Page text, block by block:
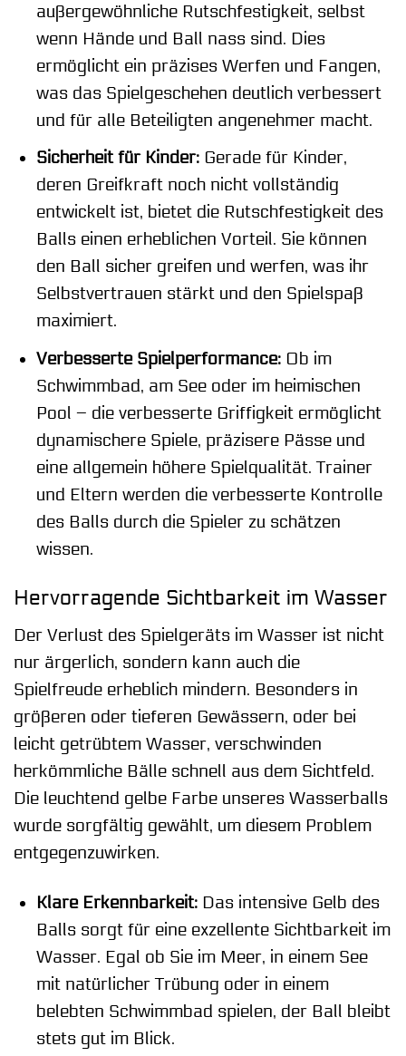
außergewöhnliche Rutschfestigkeit, selbst
wenn Hände und Ball nass sind. Dies
ermöglicht ein präzises Werfen und Fangen,
was das Spielgeschehen deutlich verbessert
und für alle Beteiligten angenehmer macht.
Sicherheit für Kinder:Gerade für Kinder,
deren Greifkraft noch nicht vollständig
entwickelt ist, bietet die Rutschfestigkeit des
Balls einen erheblichen Vorteil. Sie können
den Ball sicher greifen und werfen, was ihr
Selbstvertrauen stärkt und den Spielspaß
maximiert.
Verbesserte Spielperformance:Ob im
Schwimmbad, am See oder im heimischen
Pool – die verbesserte Griffigkeit ermöglicht
dynamischere Spiele, präzisere Pässe und
eine allgemein höhere Spielqualität. Trainer
und Eltern werden die verbesserte Kontrolle
des Balls durch die Spieler zu schätzen
wissen.
Hervorragende Sichtbarkeit im Wasser
Der Verlust des Spielgeräts im Wasser ist nicht
nur ärgerlich, sondern kann auch die
Spielfreude erheblich mindern. Besonders in
größeren oder tieferen Gewässern, oder bei
leicht getrübtem Wasser, verschwinden
herkömmliche Bälle schnell aus dem Sichtfeld.
Die leuchtend gelbe Farbe unseres Wasserballs
wurde sorgfältig gewählt, um diesem Problem
entgegenzuwirken.
Klare Erkennbarkeit:Das intensive Gelb des
Balls sorgt für eine exzellente Sichtbarkeit im
Wasser. Egal ob Sie im Meer, in einem See
mit natürlicher Trübung oder in einem
belebten Schwimmbad spielen, der Ball bleibt
stets gut im Blick.